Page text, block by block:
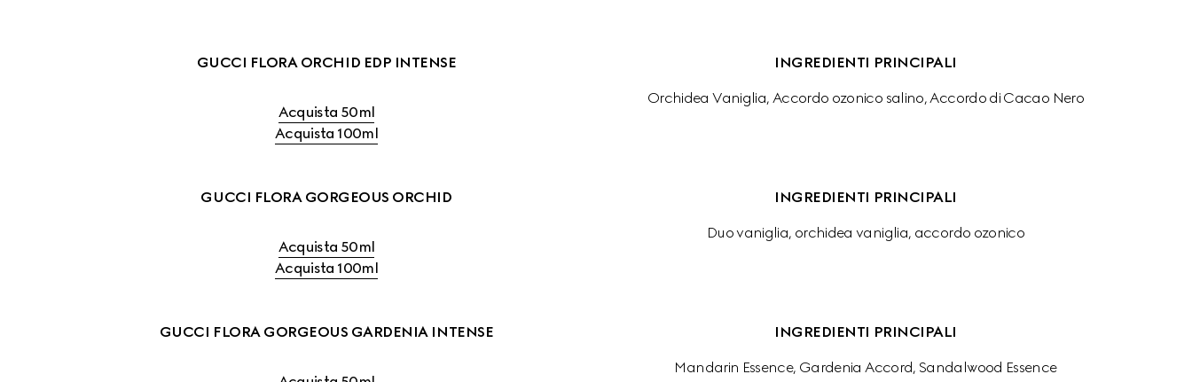
GUCCI FLORA ORCHID EDP INTENSE
Acquista 50ml
Acquista 100ml
INGREDIENTI PRINCIPALI
Orchidea Vaniglia, Accordo ozonico salino, Accordo di Cacao Nero
GUCCI FLORA GORGEOUS ORCHID
Acquista 50ml
Acquista 100ml
INGREDIENTI PRINCIPALI
Duo vaniglia, orchidea vaniglia, accordo ozonico
GUCCI FLORA GORGEOUS GARDENIA INTENSE INGREDIENTI PRINCIPALI
Mandarin Essence, Gardenia Accord, Sandalwood Essence